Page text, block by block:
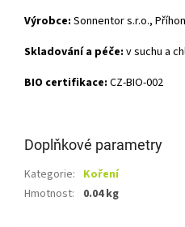
Výrobce: Sonnentor s.r.o.,
Skladování a péče: v suchu a
BIO certifikace: CZ-BIO-002
Doplňkové parametry
Kategorie: Koření
Hmotnost: 0.04 kg